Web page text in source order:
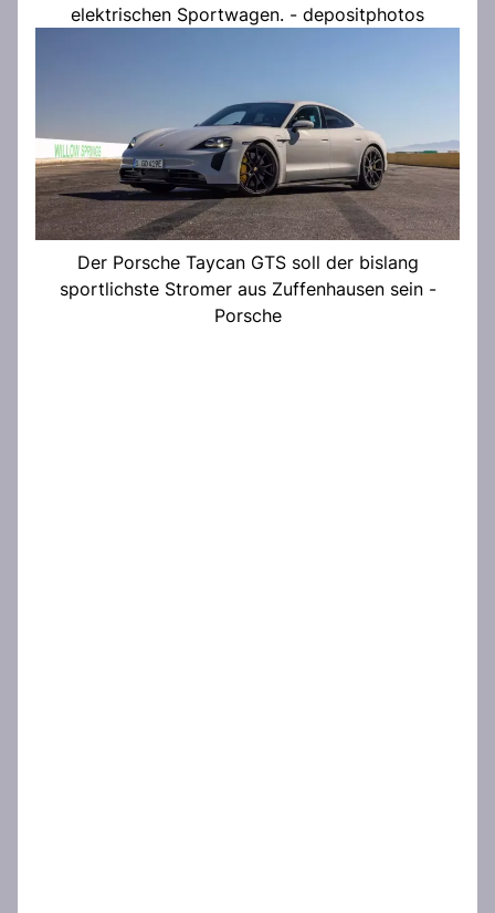
elektrischen Sportwagen. - depositphotos
Der Porsche Taycan GTS soll der bislang
sportlichste Stromer aus Zuffenhausen sein -
Porsche